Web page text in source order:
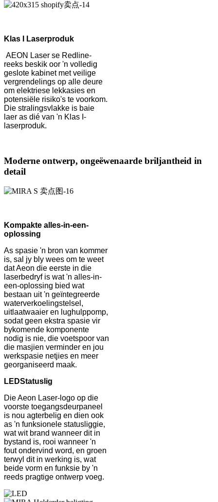
Klas I Laserproduk
AEON Laser se Redline-
reeks beskik oor 'n volledig
geslote kabinet met veilige
vergrendelings op alle deure
om elektriese lekkasies en
potensiële risiko's te voorkom.
Die stralingsvlakke is baie
laer as dié van 'n Klas I-
laserproduk.
Moderne ontwerp, ongeëwenaarde briljantheid in
detail
Kompakte alles-in-een-
oplossing
As spasie 'n bron van kommer
is, sal jy bly wees om te weet
dat Aeon die eerste in die
laserbedryf is wat 'n alles-in-
een-oplossing bied wat
bestaan ​​uit 'n geïntegreerde
waterverkoelingstelsel,
uitlaatwaaier en lughulppomp,
sodat geen ekstra spasie vir
bykomende komponente
nodig is nie, die voetspoor van
die masjien verminder en jou
werkspasie netjies en meer
georganiseerd maak.
LEDStatuslig
Die Aeon Laser-logo op die
voorste toegangsdeurpaneel
is nou agterbelig en dien ook
as 'n funksionele statusliggie,
wat wit brand wanneer dit in
bystand is, rooi wanneer 'n
fout ondervind word, en groen
terwyl dit in werking is, wat
beide vorm en funksie by 'n
reeds pragtige ontwerp voeg.